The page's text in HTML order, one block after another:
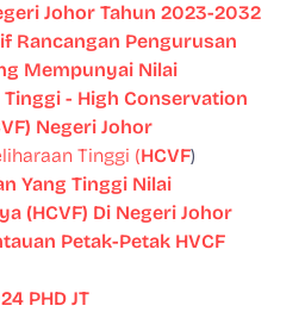
Johor Tahun 2023-2032
Rancangan Pengurusan
Mempunyai Nilai
Tinggi - High Conservation
Negeri Johor
Tinggi (HCVF)
Yang Tinggi Nilai
(HCVF) Di Negeri Johor
Petak-Petak HVCF
PHD JT